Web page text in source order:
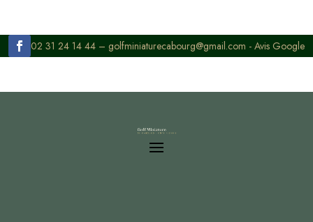
02 31 24 14 44 – golfminiaturecabourg@gmail.com - Avis Google